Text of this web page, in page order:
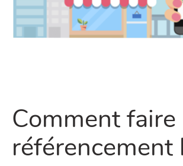
Comment faire
référencement